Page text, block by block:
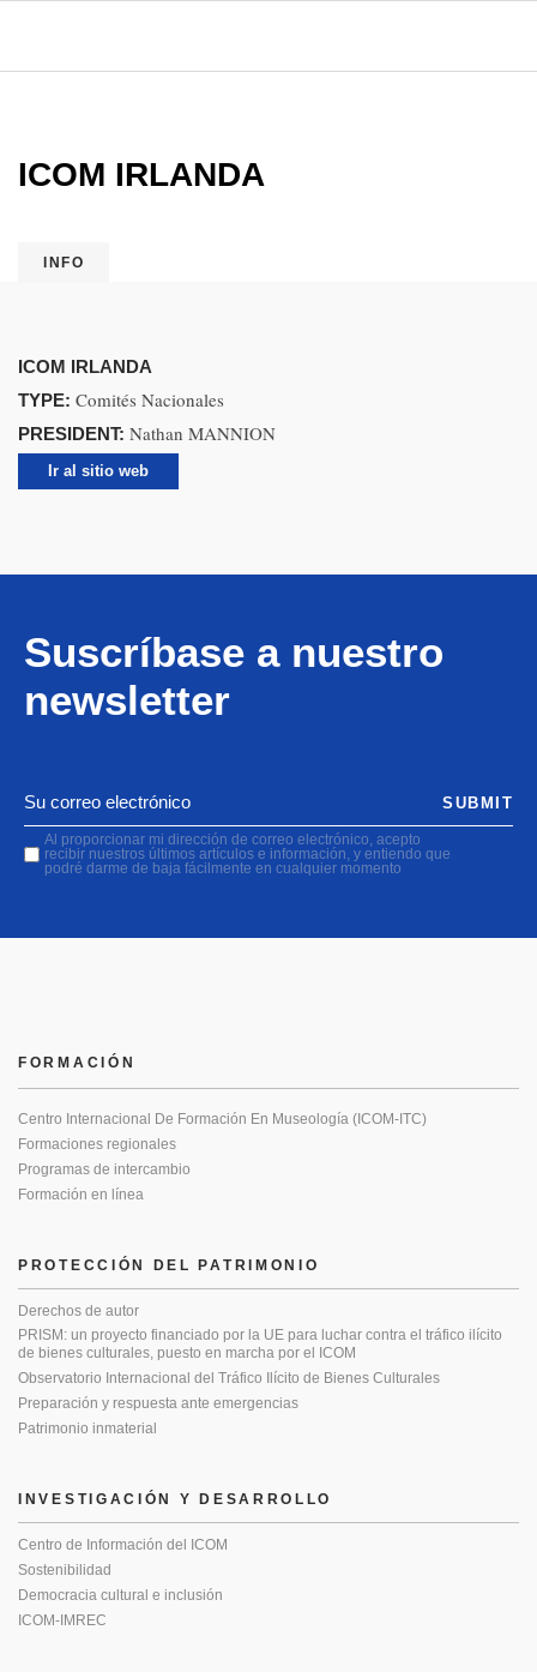
ICOM IRLANDA
INFO
ICOM IRLANDA
TYPE: Comités Nacionales
PRESIDENT: Nathan MANNION
Ir al sitio web
Suscríbase a nuestro
newsletter
Al proporcionar mi dirección de correo electrónico, acepto
recibir nuestros últimos artículos e información, y entiendo que
podré darme de baja fácilmente en cualquier momento
SUBMIT
PROTECCIÓN DEL PATRIMONIO
Derechos de autor
PRISM: un proyecto financiado por la UE para luchar contra el tráfico ilícito
de bienes culturales, puesto en marcha por el ICOM
Observatorio Internacional del Tráfico Ilícito de Bienes Culturales
Preparación y respuesta ante emergencias
Patrimonio inmaterial
FORMACIÓN
Centro Internacional De Formación En Museología (ICOM-ITC)
Formaciones regionales
Programas de intercambio
Formación en línea
INVESTIGACIÓN Y DESARROLLO
Centro de Información del ICOM
Sostenibilidad
Democracia cultural e inclusión
ICOM-IMREC